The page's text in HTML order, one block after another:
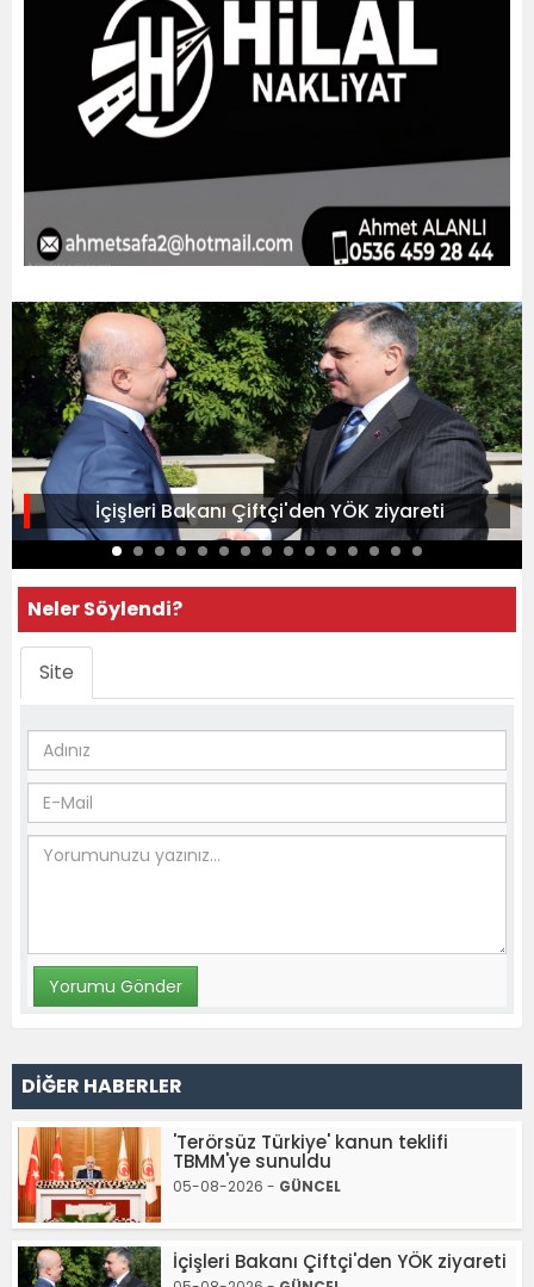
İçişleri Bakanı Çiftçi'den YÖK ziyareti
Neler Söylendi?
Site
DİĞER HABERLER
'Terörsüz Türkiye' kanun teklifi
TBMM'ye sunuldu
05-08-2026 - GÜNCEL
İçişleri Bakanı Çiftçi'den YÖK ziyareti